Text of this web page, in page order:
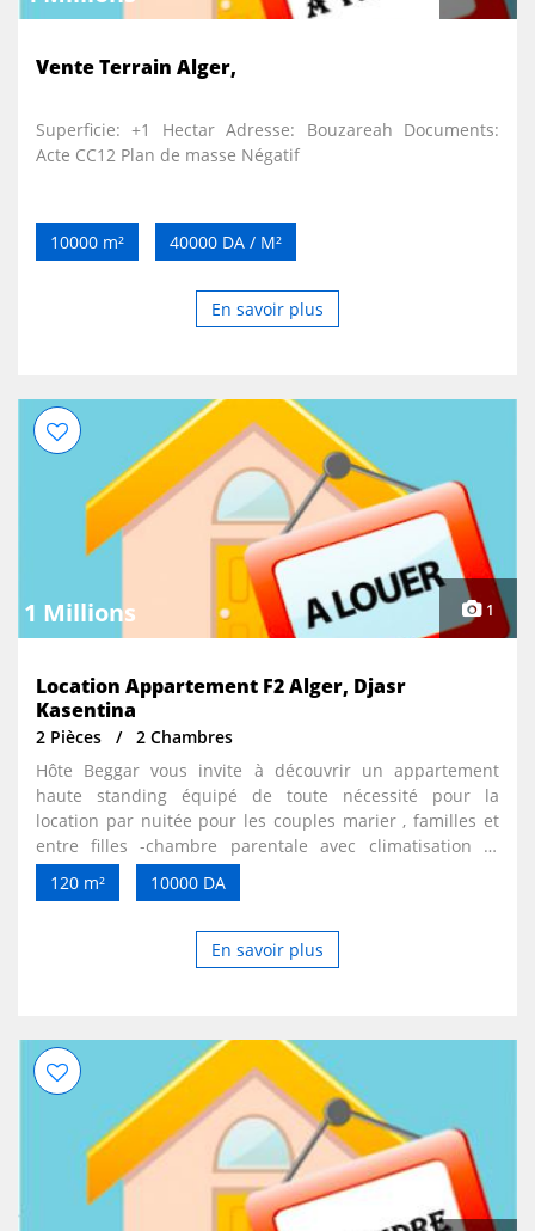
Vente Terrain Alger,
Superficie: +1 Hectar Adresse: Bouzareah Documents:
Acte CC12 Plan de masse Négatif
10000 m² 40000 DA / M²
En savoir plus
1 Millions 1
Location Appartement F2 Alger, Djasr
Kasentina
2 Pièces
2 Chambres
Hôte Beggar vous invite à découvrir un appartement
haute standing équipé de toute nécessité pour la
location par nuitée pour les couples marier , familles et
entre filles -chambre parentale avec climatisation et
chauffage + Tv . -chambre d’enfants avce terrasse . -
salon et salle manger en open Space avec Tv. +
micro-ondes + machine à café + four électrique . - salle
de bain avec une douche italienne ( eau chaude et froide
à 20 min de l’aéroport houari Boumediene, 20 min du
centre ville Alger , à proximité métro et gare de train .
Nous vous souhaitons les bienvenus
120 m² 10000 DA
En savoir plus